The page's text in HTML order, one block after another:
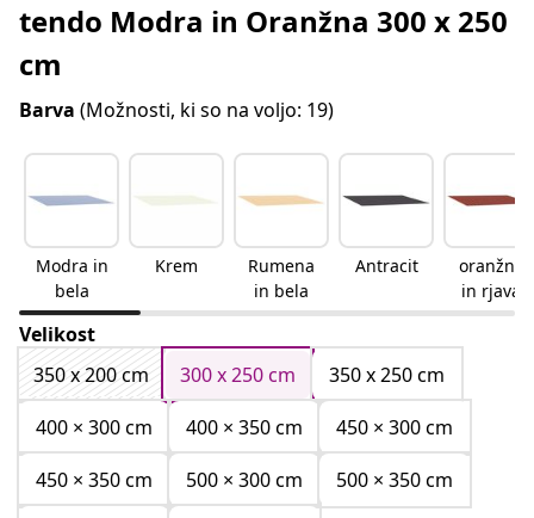
tendo Modra in Oranžna 300 x 250
cm
Barva (Možnosti, ki so na voljo: 19)
Modra in
bela
Krem
Rumena
in bela
Antracit
oranžna
in rjava
Velikost
350 x 200 cm
300 x 250 cm
350 x 250 cm
400 × 300 cm
400 × 350 cm
450 × 300 cm
450 × 350 cm
500 × 300 cm
500 × 350 cm